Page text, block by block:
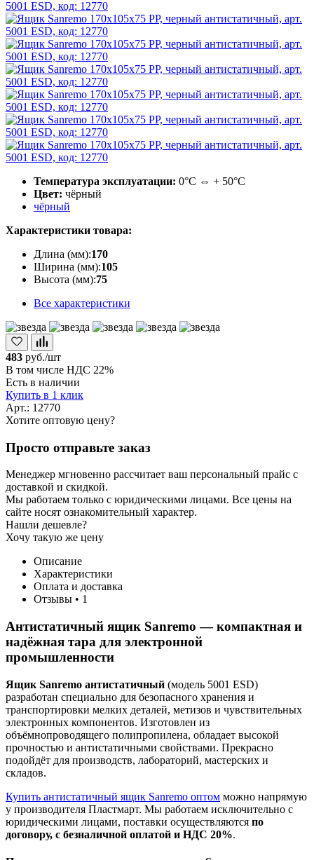
Температура эксплуатации: 0°С ⇔ + 50°С
Цвет: чёрный
чёрный
Характеристики товара:
Длина (мм):170
Ширина (мм):105
Высота (мм):75
Все характеристики
483 руб./шт
В том числе НДС 22%
Есть в наличии
Купить в 1 клик
Арт.: 12770
Хотите оптовую цену?
Просто отправьте заказ
Менеджер мгновенно рассчитает ваш персональный прайс с
доставкой и скидкой.
Мы работаем только с юридическими лицами. Все цены на
сайте носят ознакомительный характер.
Нашли дешевле?
Хочу такую же цену
Описание
Характеристики
Оплата и доставка
Отзывы • 1
Антистатичный ящик Sanremo — компактная и
надёжная тара для электронной
промышленности
Ящик Sanremo антистатичный (модель 5001 ESD)
разработан специально для безопасного хранения и
транспортировки мелких деталей, метизов и чувствительных
электронных компонентов. Изготовлен из
объёмнопроводящего полипропилена, обладает высокой
прочностью и антистатичными свойствами. Прекрасно
подойдёт для производств, лабораторий, мастерских и
складов.
Купить антистатичный ящик Sanremo оптом можно напрямую
у производителя Пластмарт. Мы работаем исключительно с
юридическими лицами, поставки осуществляются по
договору, с безналичной оплатой и НДС 20%.